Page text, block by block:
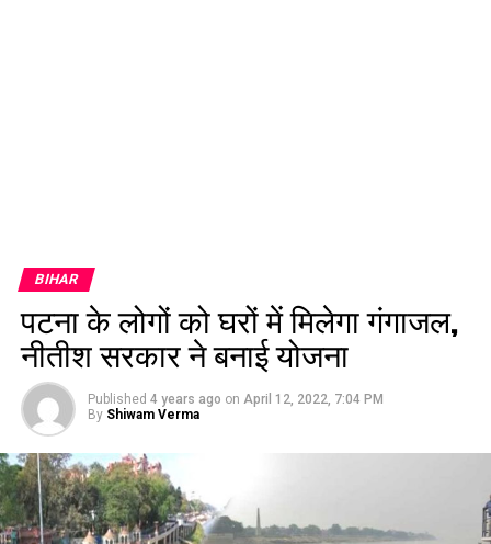
BIHAR
पटना के लोगों को घरों में मिलेगा गंगाजल,
नीतीश सरकार ने बनाई योजना
Published 4 years ago on April 12, 2022, 7:04 PM
By Shiwam Verma